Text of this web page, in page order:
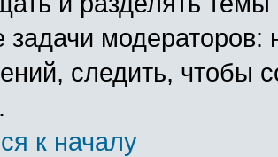
задачи
следить, чтобы
к началу